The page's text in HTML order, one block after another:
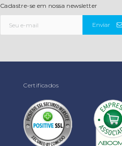
Cadastre-se em nossa newsletter
Enviar
Certificados